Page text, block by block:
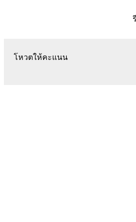
โหวตให้คะแนน